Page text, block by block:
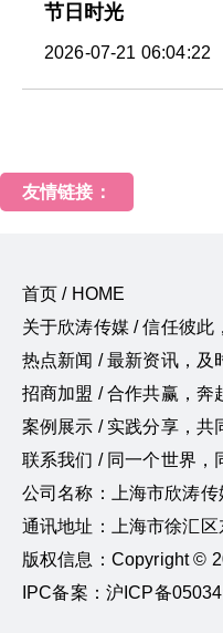
节日时光
2026-07-21 06:04:22
友情链接：
首页 / HOME
关于欣涛传媒 / 信任彼此
热点新闻 / 最新资讯，及
招商加盟 / 合作共赢，奔
案例展示 / 实践分享，共
联系我们 / 同一个世界，
公司名称：上海市欣涛传
通讯地址：上海市徐汇
版权信息：Copyright ©
IPC备案：沪ICP备